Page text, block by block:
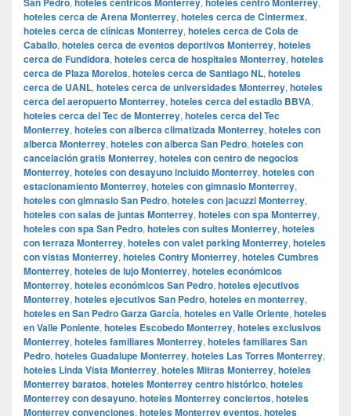
hoteles cerca de Arena Monterrey, hoteles cerca de Cintermex,
hoteles cerca de clínicas Monterrey, hoteles cerca de Cola de
Caballo, hoteles cerca de eventos deportivos Monterrey, hoteles
cerca de Fundidora, hoteles cerca de hospitales Monterrey, hoteles
cerca de Plaza Morelos, hoteles cerca de Santiago NL, hoteles
cerca de UANL, hoteles cerca de universidades Monterrey, hoteles
cerca del aeropuerto Monterrey, hoteles cerca del estadio BBVA,
hoteles cerca del Tec de Monterrey, hoteles cerca del Tec
Monterrey, hoteles con alberca climatizada Monterrey, hoteles con
alberca Monterrey, hoteles con alberca San Pedro, hoteles con
cancelación gratis Monterrey, hoteles con centro de negocios
Monterrey, hoteles con desayuno incluido Monterrey, hoteles con
estacionamiento Monterrey, hoteles con gimnasio Monterrey,
hoteles con gimnasio San Pedro, hoteles con jacuzzi Monterrey,
hoteles con salas de juntas Monterrey, hoteles con spa Monterrey,
hoteles con spa San Pedro, hoteles con suites Monterrey, hoteles
con terraza Monterrey, hoteles con valet parking Monterrey, hoteles
con vistas Monterrey, hoteles Contry Monterrey, hoteles Cumbres
Monterrey, hoteles de lujo Monterrey, hoteles económicos
Monterrey, hoteles económicos San Pedro, hoteles ejecutivos
Monterrey, hoteles ejecutivos San Pedro, hoteles en monterrey,
hoteles en San Pedro Garza García, hoteles en Valle Oriente, hoteles
en Valle Poniente, hoteles Escobedo Monterrey, hoteles exclusivos
Monterrey, hoteles familiares Monterrey, hoteles familiares San
Pedro, hoteles Guadalupe Monterrey, hoteles Las Torres Monterrey,
hoteles Linda Vista Monterrey, hoteles Mitras Monterrey, hoteles
Monterrey baratos, hoteles Monterrey centro histórico, hoteles
Monterrey con desayuno, hoteles Monterrey conciertos, hoteles
Monterrey convenciones, hoteles Monterrey eventos, hoteles